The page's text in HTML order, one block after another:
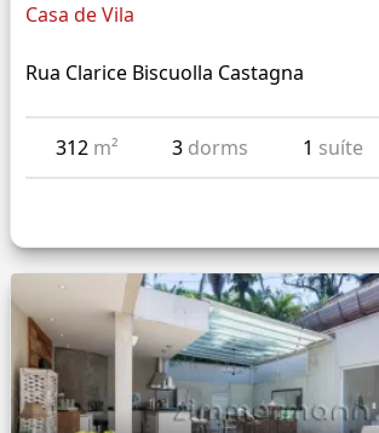
Casa de Vila
Rua Clarice Biscuolla Castagna
312 m² 3 dorms 1 suíte